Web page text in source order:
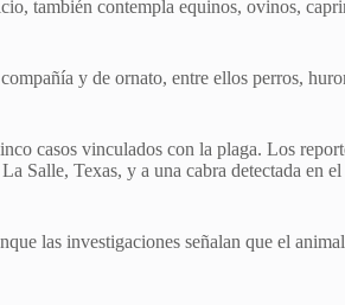
también contempla equinos, ovinos,
y de ornato, entre ellos perros,
casos vinculados con la plaga. Los
Salle, Texas, y a una cabra detectada en
las investigaciones señalan que el